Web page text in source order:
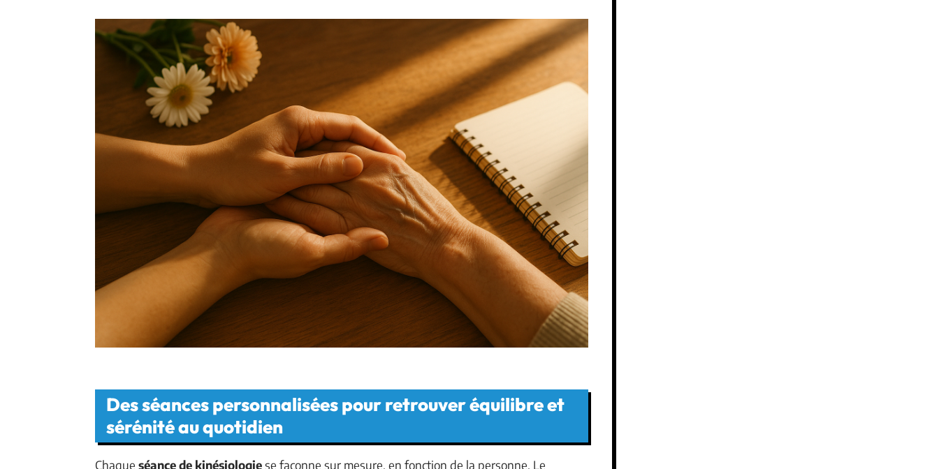
Des séances personnalisées pour retrouver équilibre et
sérénité au quotidien
Chaque séance de kinésiologiese façonne sur mesure, en fonction de la personne. Le